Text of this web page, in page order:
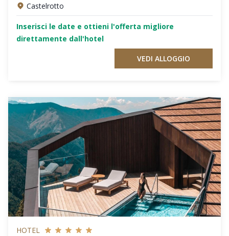
Castelrotto
Inserisci le date e ottieni l'offerta migliore
direttamente dall'hotel
VEDI ALLOGGIO
HOTEL